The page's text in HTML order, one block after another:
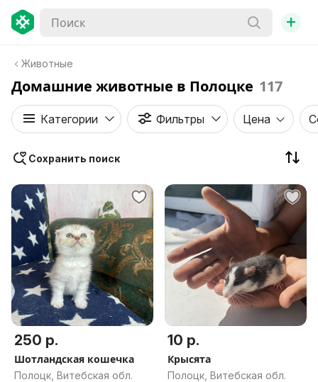
+
Животные
Домашние животные в Полоцке 117
Категории Фильтры Цена
Сохранить поиск
250 р.
Шотландская кошечка
Полоцк, Витебская обл.
10 р.
Крысята
Полоцк, Витебская обл.